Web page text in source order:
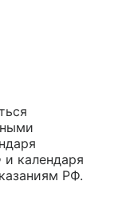
календаря
РФ.